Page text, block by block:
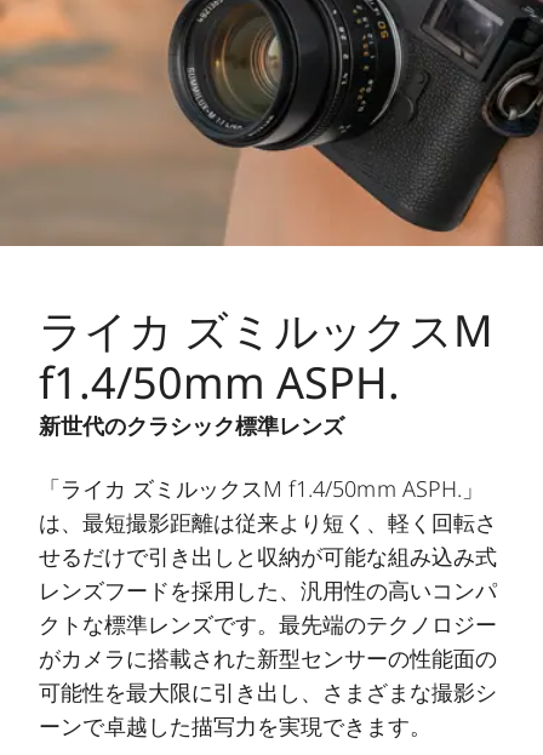
ライカ ズミルックスM
f1.4/50mm ASPH.
新世代のクラシック標準レンズ
「ライカ ズミルックスM f1.4/50mm ASPH.」
は、最短撮影距離は従来より短く、軽く回転さ
せるだけで引き出しと収納が可能な組み込み式
レンズフードを採用した、汎用性の高いコンパ
クトな標準レンズです。最先端のテクノロジー
がカメラに搭載された新型センサーの性能面の
可能性を最大限に引き出し、さまざまな撮影シ
ーンで卓越した描写力を実現できます。